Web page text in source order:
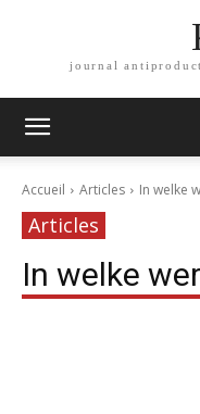
journal
Accueil Articles In welke
Articles
In welke